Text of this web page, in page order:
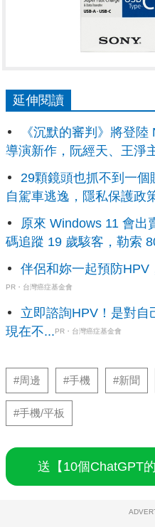
延伸閱讀
《沉默的審判》將登陸
導演新作，阮經天、王淨
29顆鏡頭也抓不到一
自駕車逃逸，隱私保護政
原來 Windows 11 會出
碼追蹤 19 歲駭客，勒索
伴侶和妳一起預防HPV
PR・台灣癌症基金會
立即諮詢HPV！是對自
現在不...PR・台灣癌症基金會
#周邊 #手機 #新聞
#手機/平板
送【10個ChatGPT